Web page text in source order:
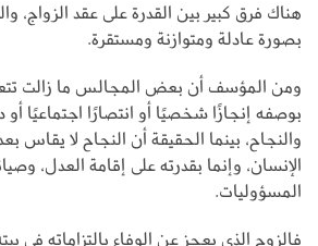
هناك فرق كبير بين القدرة على عقد الزواج،
بصورة عادلة ومتوازنة ومستقرة.
ومن المؤسف أن بعض المجالس ما زالت
بوصفه إنجازًا شخصيًا أو انتصارًا اجتماعيًا أو
والنجاح، بينما الحقيقة أن النجاح لا يقاس
الإنسان، وإنما بقدرته على إقامة العدل،
المسؤوليات.
فالزوج الذي يعجز عن الوفاء بالتزاماته في